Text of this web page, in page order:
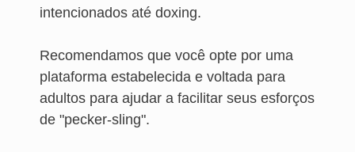
intencionados até doxing.
Recomendamos que você opte por uma
plataforma estabelecida e voltada para
adultos para ajudar a facilitar seus esforços
de "pecker-sling".